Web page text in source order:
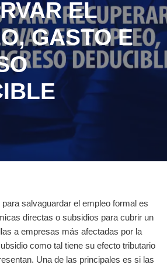
EL
GASTO E
salvaguardar el empleo formal es
directas o subsidios para cubrir un
a empresas más afectadas por la
como tal tiene su efecto tributario
Una de las principales es si las